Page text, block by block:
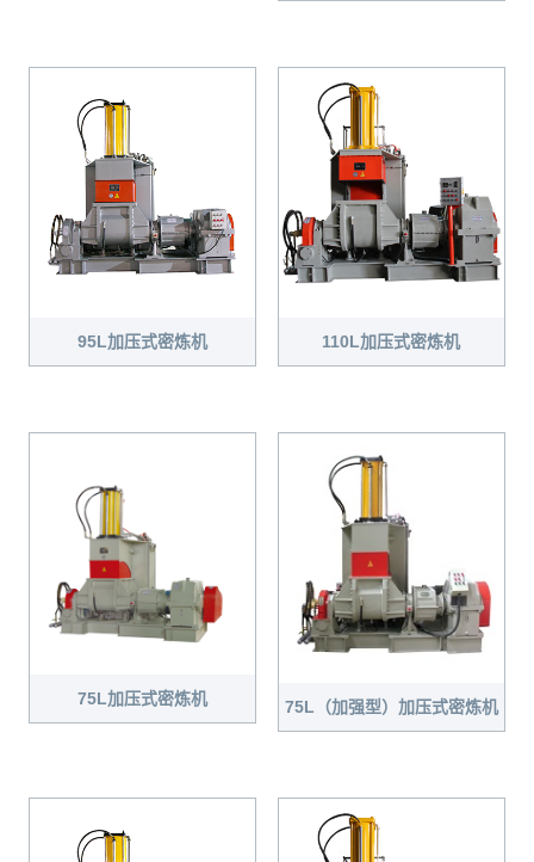
95L加压式密炼机 110L加压式密炼机
75L加压式密炼机 75L（加强型）加压式密炼机